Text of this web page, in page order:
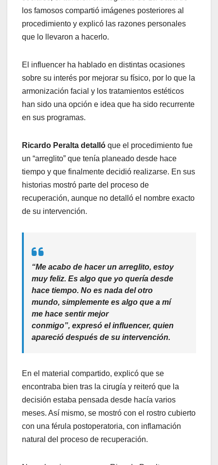
los famosos compartió imágenes posteriores al
procedimiento y explicó las razones personales
que lo llevaron a hacerlo.
El influencer ha hablado en distintas ocasiones
sobre su interés por mejorar su físico, por lo que la
armonización facial y los tratamientos estéticos
han sido una opción e idea que ha sido recurrente
en sus programas.
Ricardo Peralta detalló que el procedimiento fue
un “arreglito” que tenía planeado desde hace
tiempo y que finalmente decidió realizarse. En sus
historias mostró parte del proceso de
recuperación, aunque no detalló el nombre exacto
de su intervención.
“Me acabo de hacer un arreglito, estoy
muy feliz. Es algo que yo quería desde
hace tiempo. No es nada del otro
mundo, simplemente es algo que a mí
me hace sentir mejor
conmigo”, expresó el influencer, quien
apareció después de su intervención.
En el material compartido, explicó que se
encontraba bien tras la cirugía y reiteró que la
decisión estaba pensada desde hacía varios
meses. Así mismo, se mostró con el rostro cubierto
con una férula postoperatoria, con inflamación
natural del proceso de recuperación.